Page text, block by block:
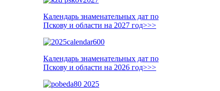
Календарь знаменательных дат по
Пскову и области на 2027 год>>>
Календарь знаменательных дат по
Пскову и области на 2026 год>>>